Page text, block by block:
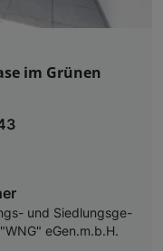
im Grünen
und Sied­lungs­ge­
eGen.m.b.H.